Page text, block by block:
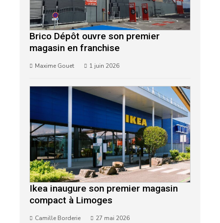
Brico Dépôt ouvre son premier
magasin en franchise
Maxime Gouet 1 juin 2026
Ikea inaugure son premier magasin
compact à Limoges
Camille Borderie 27 mai 2026